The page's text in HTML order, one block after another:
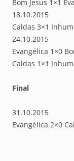
Bom Jesus 1×1
18.10.2015
Caldas 3×1
24.10.2015
Evangélica 1×0
Caldas 1×1
Final
31.10.2015
Evangélica 2×0